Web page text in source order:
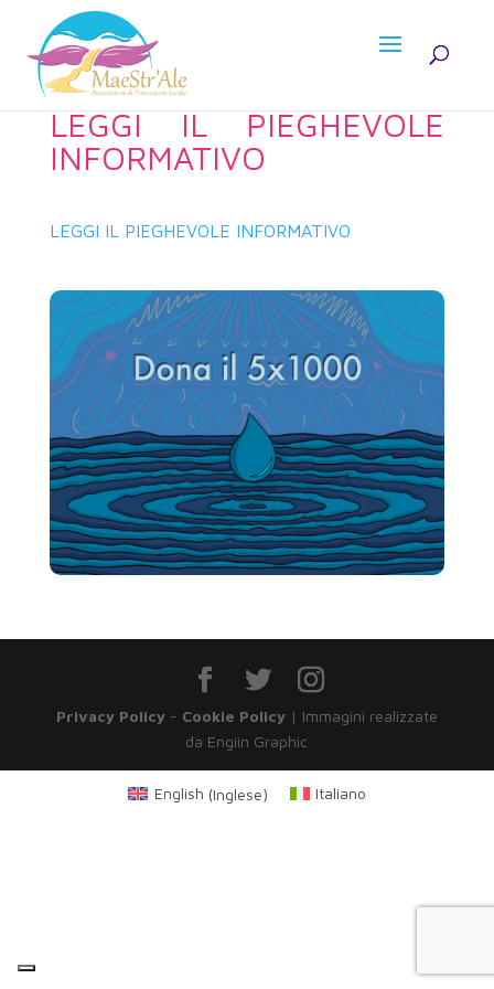
LEGGI IL PIEGHEVOLE
INFORMATIVO
LEGGI IL PIEGHEVOLE INFORMATIVO
Privacy Policy- Cookie Policy| Immagini realizzate
da Engiin Graphic
English (Inglese) Italiano